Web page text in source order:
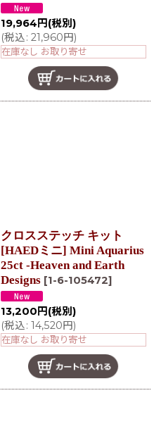
19,964 円 (税別)
(税込: 21,960円)
在庫なし お取り寄せ
クロスステッチ キット
[HAEDミニ] Mini Aquarius
25ct -Heaven and Earth
Designs [1-6-105472]
13,200 円 (税別)
(税込: 14,520円)
在庫なし お取り寄せ